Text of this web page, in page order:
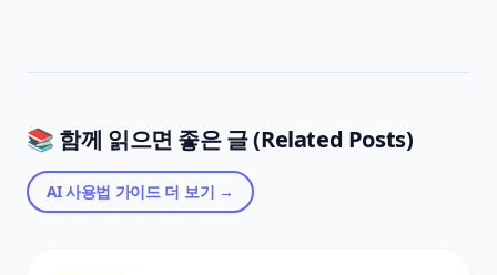
📚 함께 읽으면 좋은 글 (Related Posts)
AI 사용법 가이드더 보기 →